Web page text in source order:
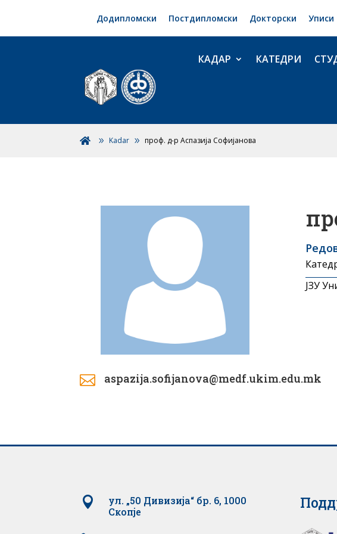
Додипломски Постдипломски Докторски Уписи
КАДАР КАТЕДРИ
 Kadar проф. д-р Аспазија Софијанова
 aspazija.sofijanova@medf.ukim.edu.mk
ЈЗУ

ул. „50 Дивизија“ бр. 6, 1000
Скопје